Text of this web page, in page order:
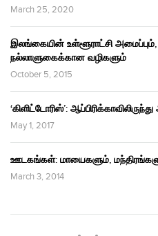
March 25, 2020
இலங்கையின் உள்ளூராட்சி
நல்லாளுகைக்கான வழிகளும்
October 5, 2015
‘கிளிட்டோரிஸ்’:
May 1, 2017
ஊடகங்கள்: மாயைகளும்,
March 3, 2014